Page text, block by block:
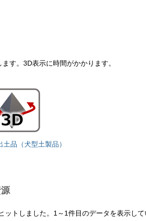
す。3D表示に時間がかかります。
品（犬型土製品）
ットしました。1～1件目のデータを表示し